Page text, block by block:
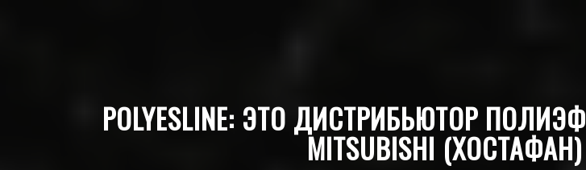
POLYESLINE: ЭТО ДИСТРИБЬЮТОР
MITSUBISHI